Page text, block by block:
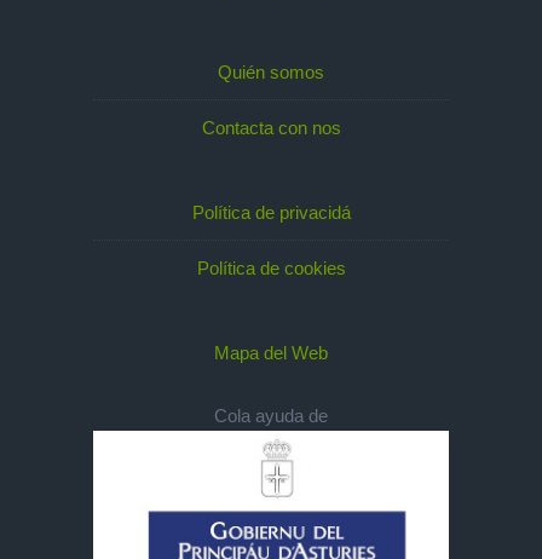
Quién somos
Contacta con nos
Política de privacidá
Política de cookies
Mapa del Web
Cola ayuda de